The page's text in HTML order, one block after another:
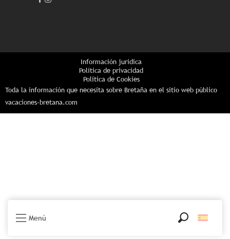
Menú
Información jurídica
Política de privacidad
Política de Cookies
Toda la información que necesita sobre Bretaña en el sitio web público
vacaciones-bretana.com